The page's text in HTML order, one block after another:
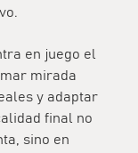
en juego el
mirada
y adaptar
final no
sino en